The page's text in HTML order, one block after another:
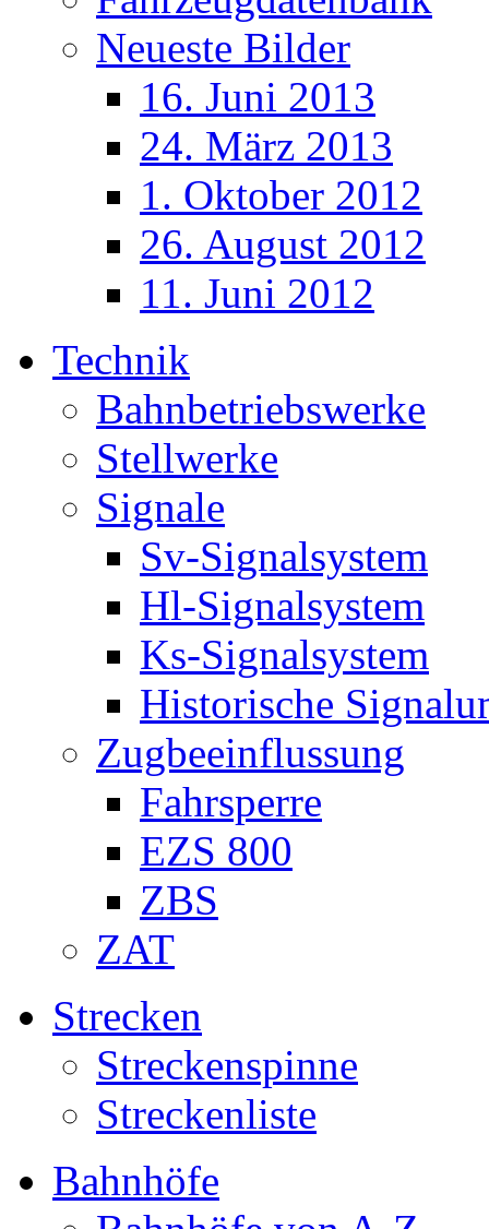
Neueste Bilder
16. Juni 2013
24. März 2013
1. Oktober 2012
26. August 2012
11. Juni 2012
Technik
Bahnbetriebswerke
Stellwerke
Signale
Sv-Signalsystem
Hl-Signalsystem
Ks-Signalsystem
Historische
Zugbeeinflussung
Fahrsperre
EZS 800
ZBS
ZAT
Strecken
Streckenspinne
Streckenliste
Bahnhöfe